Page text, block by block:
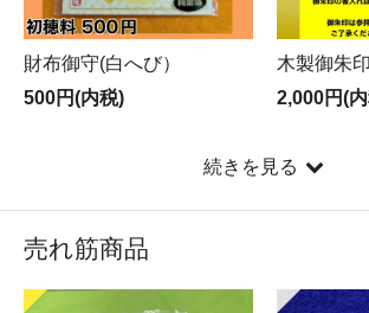
財布御守(白へび）
500円(内税)
木製御朱
2,000円(
続きを見る
売れ筋商品